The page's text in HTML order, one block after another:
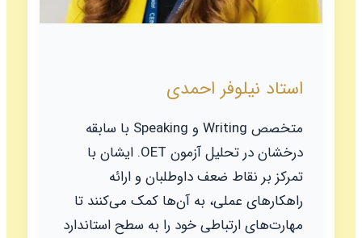
استاد نیلوفر احمدی
متخصص Writing و Speaking با سابقه
درخشان در تحلیل آزمون OET. ایشان با
تمرکز بر نقاط ضعف داوطلبان و ارائه
راهکارهای عملی، به آن‌ها کمک می‌کنند تا
مهارت‌های ارتباطی خود را به سطح استاندارد